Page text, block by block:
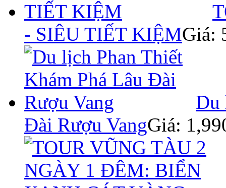
- SIÊU TIẾT KIỆMGiá:
Du
Đài Rượu VangGiá: